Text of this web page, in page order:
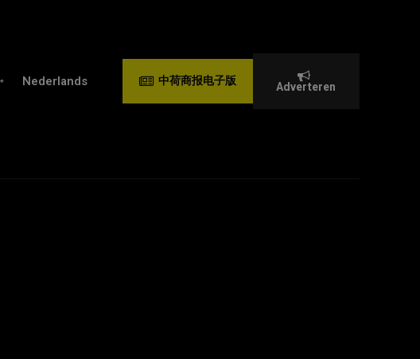
Nederlands 中荷商报电子版 Adverteren